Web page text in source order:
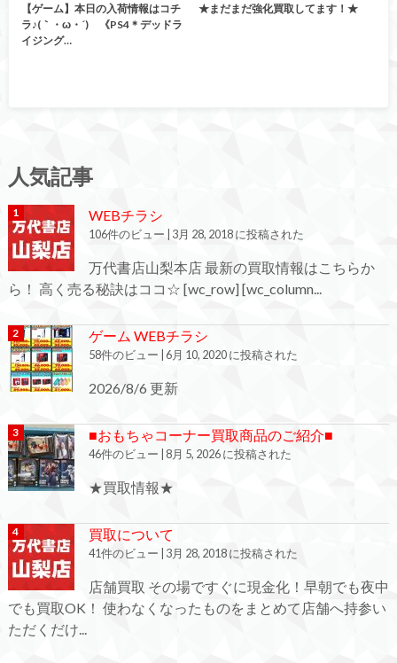
【ゲーム】本日の入荷情報はコチ
ラ♪(｀・ω・´)ゞ《PS4＊デッドラ
イジング…
★まだまだ強化買取してます！★
人気記事
WEBチラシ
106件のビュー 3月 28, 2018 に投稿された
万代書店山梨本店 最新の買取情報はこちらか
ら！ 高く売る秘訣はココ☆ [wc_row] [wc_column...
ゲーム WEBチラシ
58件のビュー 6月 10, 2020 に投稿された
2026/8/6 更新
■おもちゃコーナー買取商品のご紹介■
46件のビュー 8月 5, 2026 に投稿された
★買取情報★
買取について
41件のビュー 3月 28, 2018 に投稿された
店舗買取 その場ですぐに現金化！早朝でも夜中
でも買取OK！ 使わなくなったものをまとめて店舗へ持参い
ただくだけ...